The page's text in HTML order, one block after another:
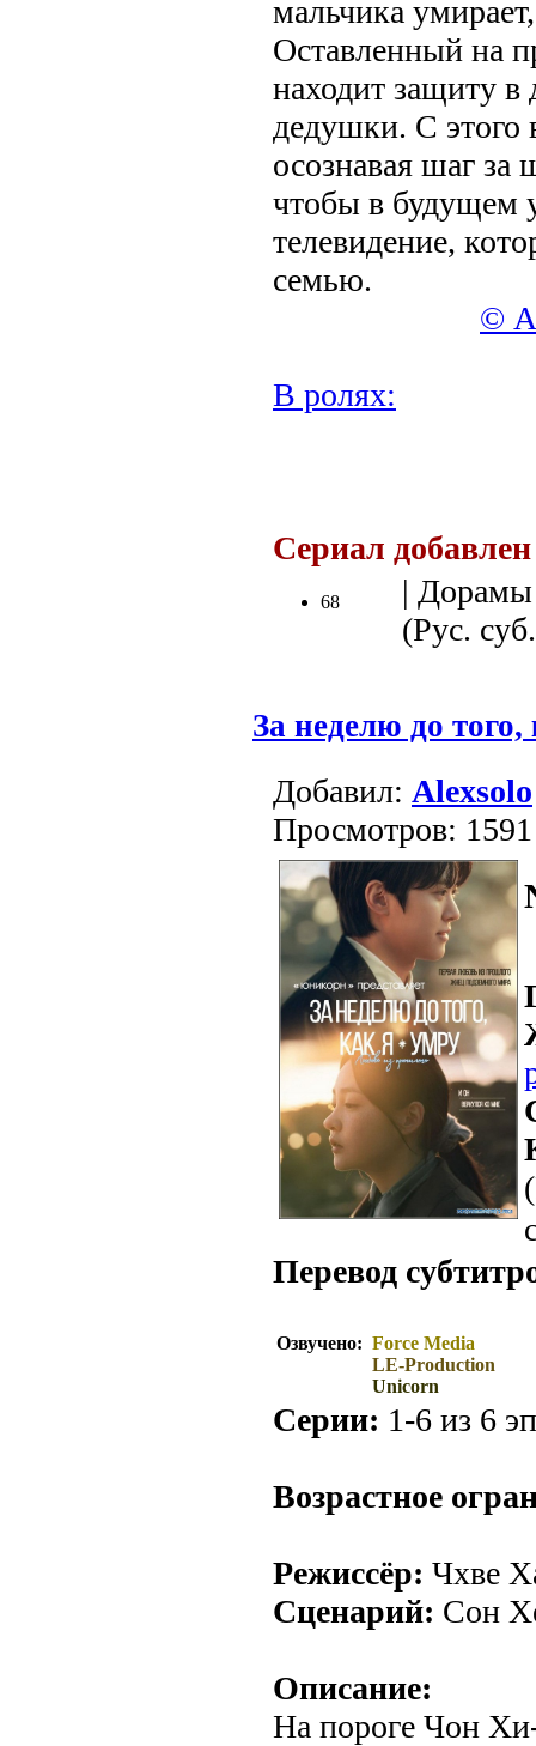
мальчика
Оставленный на
находит защиту в
дедушки. С этого
осознавая шаг за
чтобы в будущем
телевидение,
семью.
©
В ролях:
Сериал
68
|
(Рус.
За неделю до
Добавил: Alexsolo
Просмотров: 1591
Перевод
Озвучено: Force Media
LE-Production
Unicorn
Серии: 1-6 из 6
Возрастное
Режиссёр: Чхве
Сценарий: Сон
Описание:
На пороге Чон